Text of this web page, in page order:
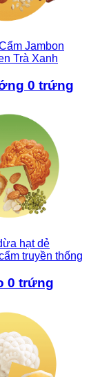
Jambon
Trà Xanh
0 trứng
hạt dẻ
truyền thống
0 trứng